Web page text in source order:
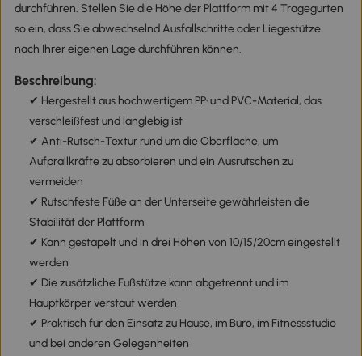
durchführen. Stellen Sie die Höhe der Plattform mit 4 Tragegurten
so ein, dass Sie abwechselnd Ausfallschritte oder Liegestütze
nach Ihrer eigenen Lage durchführen können.
Beschreibung:
✔ Hergestellt aus hochwertigem PP· und PVC-Material, das
verschleißfest und langlebig ist
✔ Anti-Rutsch-Textur rund um die Oberfläche, um
Aufprallkräfte zu absorbieren und ein Ausrutschen zu
vermeiden
✔ Rutschfeste Füße an der Unterseite gewährleisten die
Stabilität der Plattform
✔ Kann gestapelt und in drei Höhen von 10/15/20cm eingestellt
werden
✔ Die zusätzliche Fußstütze kann abgetrennt und im
Hauptkörper verstaut werden
✔ Praktisch für den Einsatz zu Hause, im Büro, im Fitnessstudio
und bei anderen Gelegenheiten